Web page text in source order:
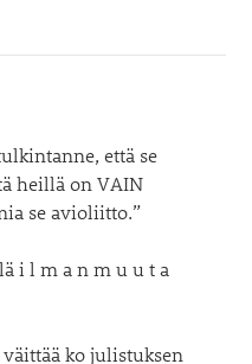
että se
heillä on VAIN
se avioliitto.”
i l m a n m u u t a
ko julistuksen